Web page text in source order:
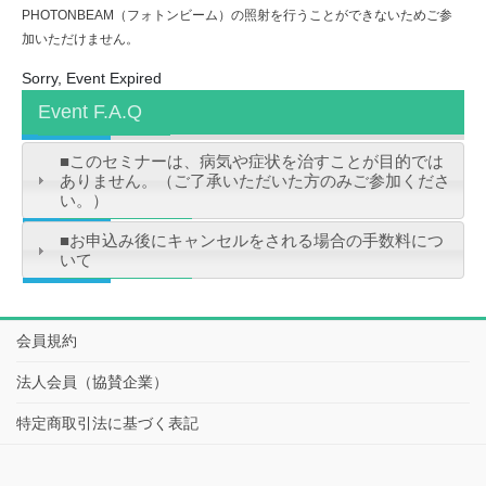
PHOTONBEAM（フォトンビーム）の照射を行うことができないためご参
加いただけません。
Sorry, Event Expired
Event F.A.Q
■このセミナーは、病気や症状を治すことが目的では
ありません。（ご了承いただいた方のみご参加くださ
い。）
■お申込み後にキャンセルをされる場合の手数料につ
いて
会員規約
法人会員（協賛企業）
特定商取引法に基づく表記